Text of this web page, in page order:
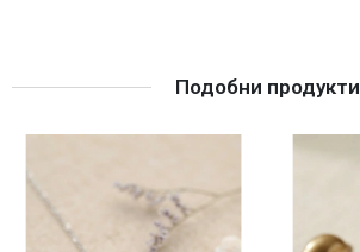
Подобни продукти